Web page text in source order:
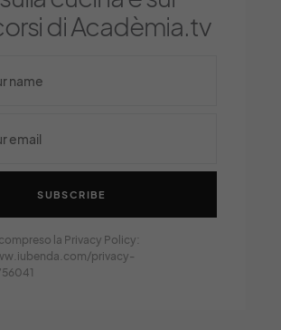
di Acadèmia.tv
SUBSCRIBE
la Privacy Policy:
privacy-